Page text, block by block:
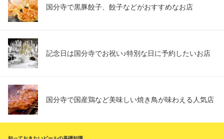
国分寺で黒豚餃子、餃子などがおすすめなお店
記念日は国分寺でお祝い♪特別な日に予約したいお店
国分寺で国産鶏など美味しい焼き鳥が味わえる人気店